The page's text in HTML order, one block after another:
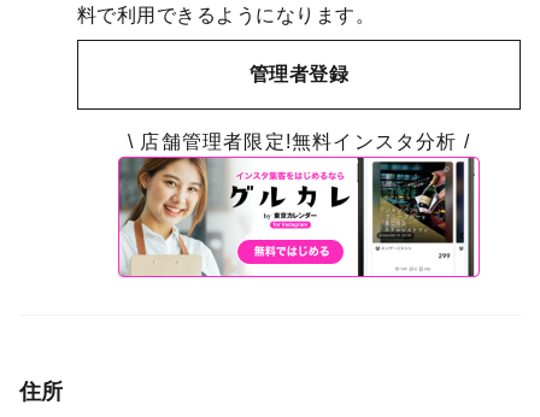
料で利用できるようになります。
管理者登録
\ 店舗管理者限定!無料インスタ分析 /
住所